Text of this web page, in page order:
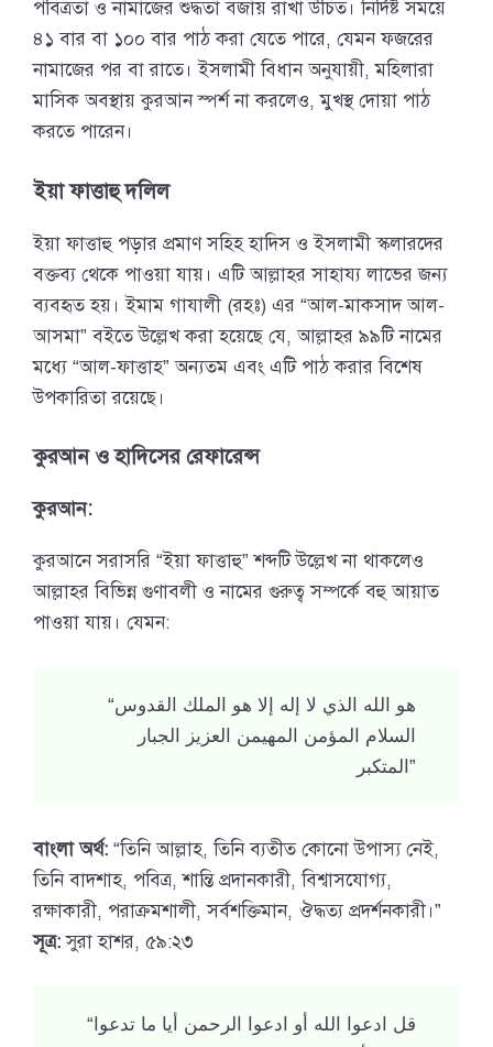
পবিত্রতা ও নামাজের শুদ্ধতা বজায় রাখা উচিত। নির্দিষ্ট সময়ে
৪১ বার বা ১০০ বার পাঠ করা যেতে পারে, যেমন ফজরের
নামাজের পর বা রাতে। ইসলামী বিধান অনুযায়ী, মহিলারা
মাসিক অবস্থায় কুরআন স্পর্শ না করলেও, মুখস্থ দোয়া পাঠ
করতে পারেন।
ইয়া ফাত্তাহু দলিল
ইয়া ফাত্তাহু পড়ার প্রমাণ সহিহ হাদিস ও ইসলামী স্কলারদের
বক্তব্য থেকে পাওয়া যায়। এটি আল্লাহর সাহায্য লাভের জন্য
ব্যবহৃত হয়। ইমাম গাযালী (রহঃ) এর “আল-মাকসাদ আল-
আসমা” বইতে উল্লেখ করা হয়েছে যে, আল্লাহর ৯৯টি নামের
মধ্যে “আল-ফাত্তাহ” অন্যতম এবং এটি পাঠ করার বিশেষ
উপকারিতা রয়েছে।
কুরআন ও হাদিসের রেফারেন্স
কুরআন:
কুরআনে সরাসরি “ইয়া ফাত্তাহু” শব্দটি উল্লেখ না থাকলেও
আল্লাহর বিভিন্ন গুণাবলী ও নামের গুরুত্ব সম্পর্কে বহু আয়াত
পাওয়া যায়। যেমন:
“هو الله الذي لا إله إلا هو الملك القدوس
السلام المؤمن المهيمن العزيز الجبار
المتكبر”
বাংলা অর্থ: “তিনি আল্লাহ, তিনি ব্যতীত কোনো উপাস্য নেই,
তিনি বাদশাহ, পবিত্র, শান্তি প্রদানকারী, বিশ্বাসযোগ্য,
রক্ষাকারী, পরাক্রমশালী, সর্বশক্তিমান, ঔদ্ধত্য প্রদর্শনকারী।”
সূত্র:সুরা হাশর, ৫৯:২৩
“قل ادعوا الله أو ادعوا الرحمن أيا ما تدعوا